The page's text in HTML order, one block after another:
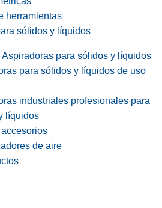
herramientas
sólidos y líquidos
para sólidos y líquidos
para sólidos y líquidos de uso
industriales profesionales para
líquidos
de aire